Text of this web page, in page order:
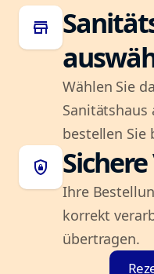
store
Wählen Sie
Sanitätshaus
bestellen Sie
shield_lock
Ihre
korrekt
übertragen.